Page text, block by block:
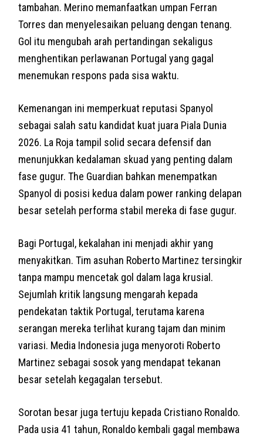
tambahan. Merino memanfaatkan umpan Ferran
Torres dan menyelesaikan peluang dengan tenang.
Gol itu mengubah arah pertandingan sekaligus
menghentikan perlawanan Portugal yang gagal
menemukan respons pada sisa waktu.
Kemenangan ini memperkuat reputasi Spanyol
sebagai salah satu kandidat kuat juara Piala Dunia
2026. La Roja tampil solid secara defensif dan
menunjukkan kedalaman skuad yang penting dalam
fase gugur. The Guardian bahkan menempatkan
Spanyol di posisi kedua dalam power ranking delapan
besar setelah performa stabil mereka di fase gugur.
Bagi Portugal, kekalahan ini menjadi akhir yang
menyakitkan. Tim asuhan Roberto Martinez tersingkir
tanpa mampu mencetak gol dalam laga krusial.
Sejumlah kritik langsung mengarah kepada
pendekatan taktik Portugal, terutama karena
serangan mereka terlihat kurang tajam dan minim
variasi. Media Indonesia juga menyoroti Roberto
Martinez sebagai sosok yang mendapat tekanan
besar setelah kegagalan tersebut.
Sorotan besar juga tertuju kepada Cristiano Ronaldo.
Pada usia 41 tahun, Ronaldo kembali gagal membawa